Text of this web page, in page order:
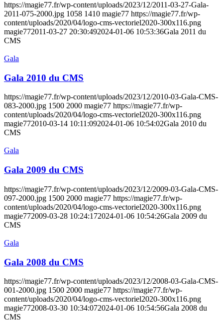
https://magie77.fr/wp-content/uploads/2023/12/2011-03-27-Gala-
2011-075-2000.jpg 1058 1410 magie77 https://magie77.fr/wp-
content/uploads/2020/04/logo-cms-vectoriel2020-300x116.png
magie772011-03-27 20:30:492024-01-06 10:53:36Gala 2011 du
CMS
Gala
Gala 2010 du CMS
https://magie77.fr/wp-content/uploads/2023/12/2010-03-Gala-CMS-
083-2000.jpg 1500 2000 magie77 https://magie77.fr/wp-
content/uploads/2020/04/logo-cms-vectoriel2020-300x116.png
magie772010-03-14 10:11:092024-01-06 10:54:02Gala 2010 du
CMS
Gala
Gala 2009 du CMS
https://magie77.fr/wp-content/uploads/2023/12/2009-03-Gala-CMS-
097-2000.jpg 1500 2000 magie77 https://magie77.fr/wp-
content/uploads/2020/04/logo-cms-vectoriel2020-300x116.png
magie772009-03-28 10:24:172024-01-06 10:54:26Gala 2009 du
CMS
Gala
Gala 2008 du CMS
https://magie77.fr/wp-content/uploads/2023/12/2008-03-Gala-CMS-
001-2000.jpg 1500 2000 magie77 https://magie77.fr/wp-
content/uploads/2020/04/logo-cms-vectoriel2020-300x116.png
magie772008-03-30 10:34:072024-01-06 10:54:56Gala 2008 du
CMS